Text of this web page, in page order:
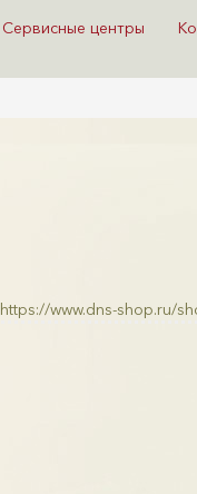
Сервисные центры
https://www.dns-shop.ru/